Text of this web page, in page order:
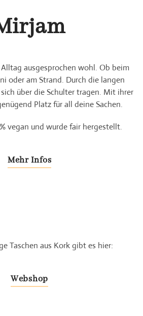
ausgesprochen wohl. Ob beim
oder am Strand. Durch die langen
über die Schulter tragen. Mit ihrer
Platz für all deine Sachen.
vegan und wurde fair hergestellt.
Mehr Infos
Taschen aus Kork gibt es hier:
Webshop